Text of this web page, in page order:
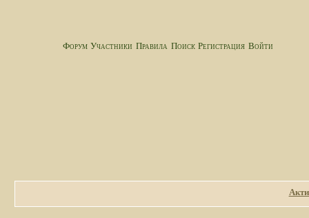
Форум Участники Правила Поиск Регистрация Войти